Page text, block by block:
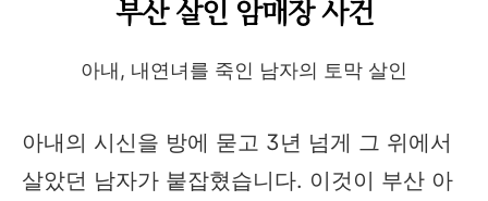
부산 살인 암매장 사건
아내, 내연녀를 죽인 남자의 토막 살인
아내의 시신을 방에 묻고 3년 넘게 그 위에서
살았던 남자가 붙잡혔습니다. 이것이 부산 아